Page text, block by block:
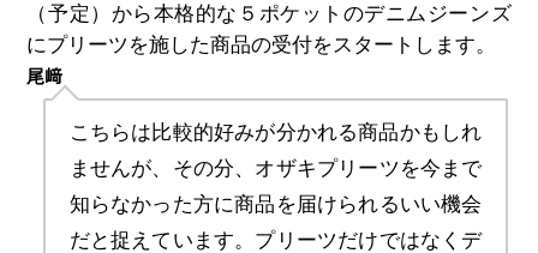
（予定）から本格的な５ポケットのデニムジーンズ
にプリーツを施した商品の受付をスタートします。
尾﨑
こちらは比較的好みが分かれる商品かもしれ
ませんが、その分、オザキプリーツを今まで
知らなかった方に商品を届けられるいい機会
だと捉えています。プリーツだけではなくデ